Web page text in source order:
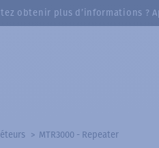
obtenir plus d’informations ?
MTR3000 - Repeater